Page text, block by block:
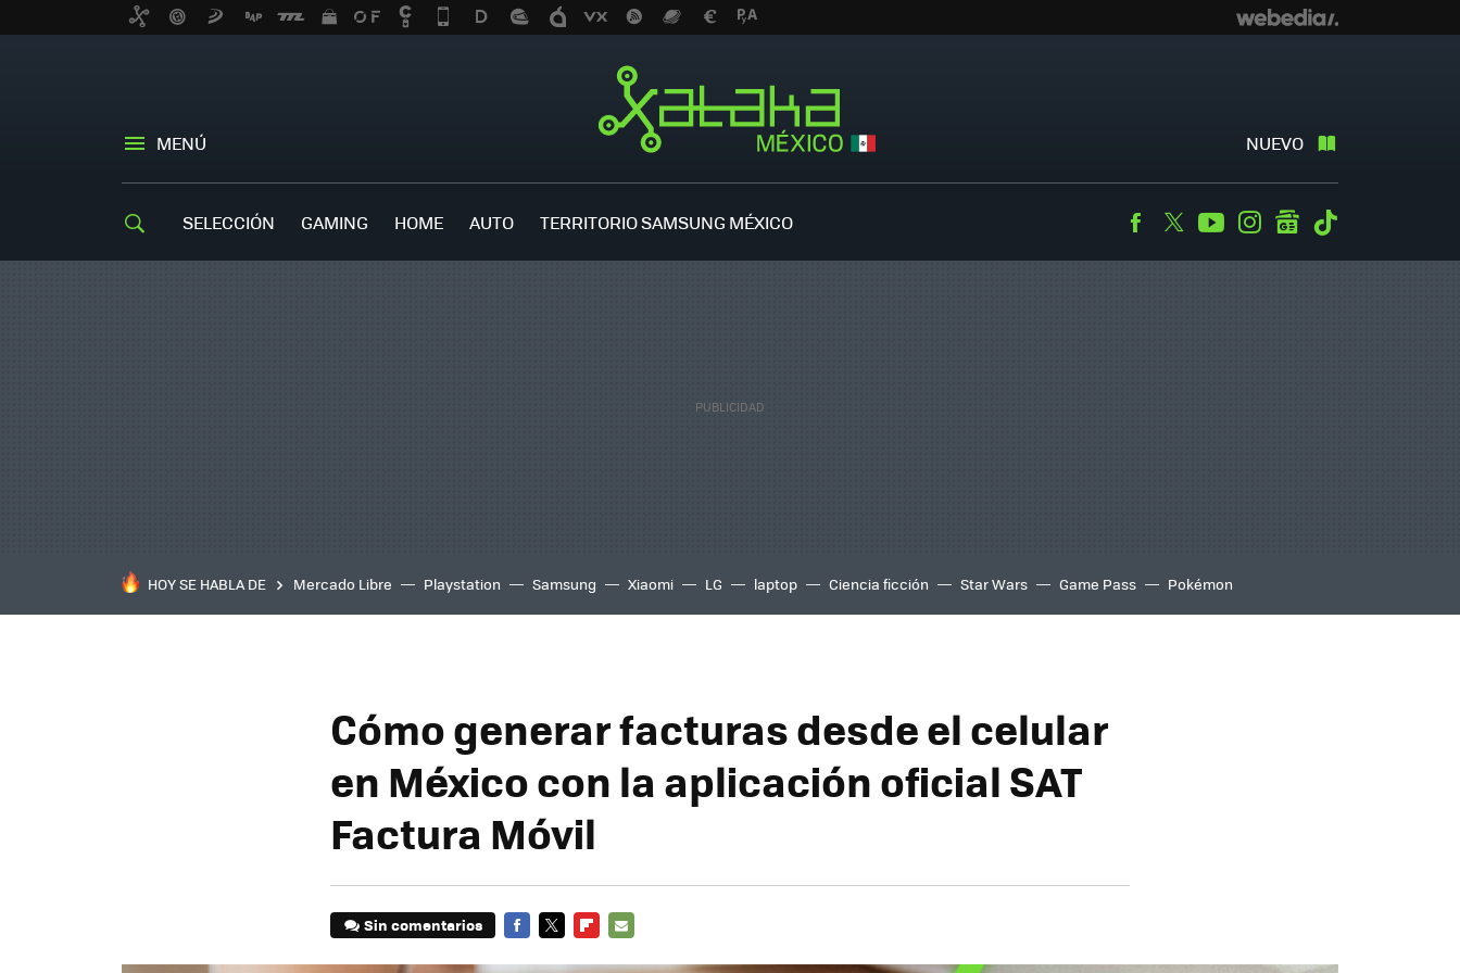
MENÚ NUEVO
SELECCIÓN GAMING HOME AUTO TERRITORIO SAMSUNG MÉXICO Facebook
TwitterYoutubeInstagramgooglenews
HOY SE HABLA DE Mercado Libre Playstation Samsung Xiaomi LG laptop Ciencia ficción Star Wars Game Pass Pokémon
Cómo generar facturas desde el celular
en México con la aplicación oficial SAT
Factura Móvil
Sin comentarios